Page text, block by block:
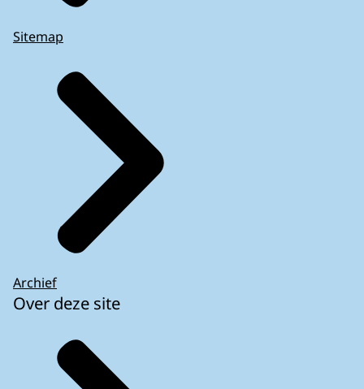
Sitemap
Archief
Over deze site